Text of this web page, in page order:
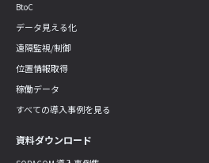
BtoC
データ見える化
遠隔監視/制御
位置情報取得
稼働データ
すべての導入事例を見る
資料ダウンロード